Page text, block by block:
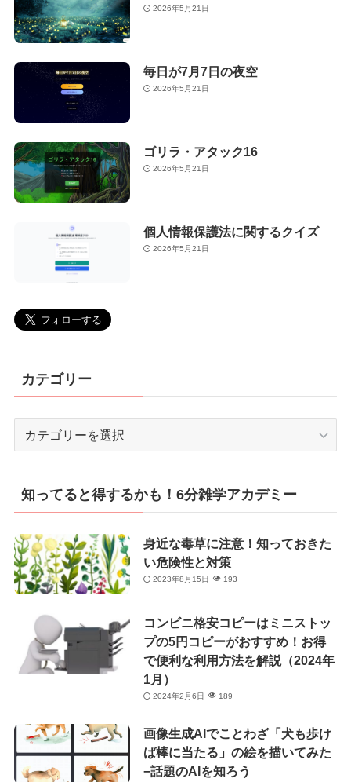
2026年5月21日
毎日が7月7日の夜空
2026年5月21日
ゴリラ・アタック16
2026年5月21日
個人情報保護法に関するクイズ
2026年5月21日
カテゴリー
リ
ー
知ってると得するかも！6分雑学アカデミー
身近な毒草に注意！知っておきた
い危険性と対策
2023年8月15日 193
コンビニ格安コピーはミニストッ
プの5円コピーがおすすめ！お得
で便利な利用方法を解説（2024年
1月）
2024年2月6日 189
画像生成AIでことわざ「犬も歩け
ば棒に当たる」の絵を描いてみた
−話題のAIを知ろう